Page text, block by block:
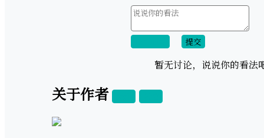
提交
暂无讨论，说说你的看法
关于作者